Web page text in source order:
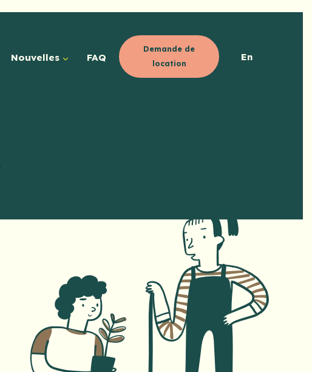
Nouvelles FAQ
Demande de
location
En